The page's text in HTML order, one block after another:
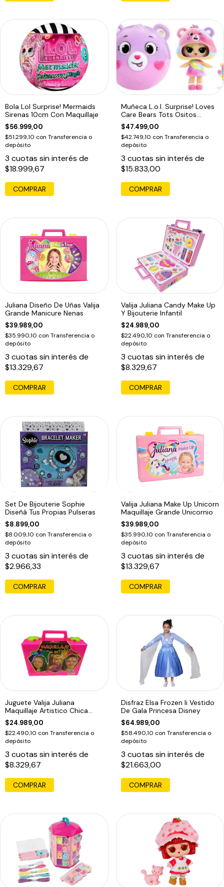
Bola Lol Surprise! Mermaids
Sirenas 10cm Con Maquillaje
$56.999,00
$51.299,10 con Transferencia o
depósito
3 cuotas sin interés de
$18.999,67
Muñeca L.o.l. Surprise! Loves
Care Bears Tots Ositos
Cariños
$47.499,00
$42.749,10 con Transferencia o
depósito
3 cuotas sin interés de
$15.833,00
Juliana Diseño De Uñas Valija
Grande Manicure Nenas
$39.989,00
$35.990,10 con Transferencia o
depósito
3 cuotas sin interés de
$13.329,67
Valija Juliana Candy Make Up
Y Bijouterie Infantil
$24.989,00
$22.490,10 con Transferencia o
depósito
3 cuotas sin interés de
$8.329,67
Set De Bijouterie Sophie
Diseñá Tus Propias Pulseras
$8.899,00
$8.009,10 con Transferencia o
depósito
3 cuotas sin interés de
$2.966,33
Valija Juliana Make Up Unicorn
Maquillaje Grande Unicornio
$39.989,00
$35.990,10 con Transferencia o
depósito
3 cuotas sin interés de
$13.329,67
COMPRAR
Juguete Valija Juliana
Maquillaje Artistico Chica
Ma203 Edu
$24.989,00
$22.490,10 con Transferencia o
depósito
3 cuotas sin interés de
$8.329,67
Disfraz Elsa Frozen Ii Vestido
De Gala Princesa Disney
$64.989,00
$58.490,10 con Transferencia o
depósito
3 cuotas sin interés de
$21.663,00
COMPRAR